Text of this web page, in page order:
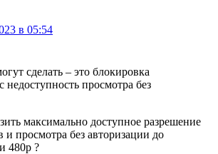
в 05:54
сделать – это блокировка
недоступность просмотра без
максимально доступное разрешение
и просмотра без авторизации до
480p ?